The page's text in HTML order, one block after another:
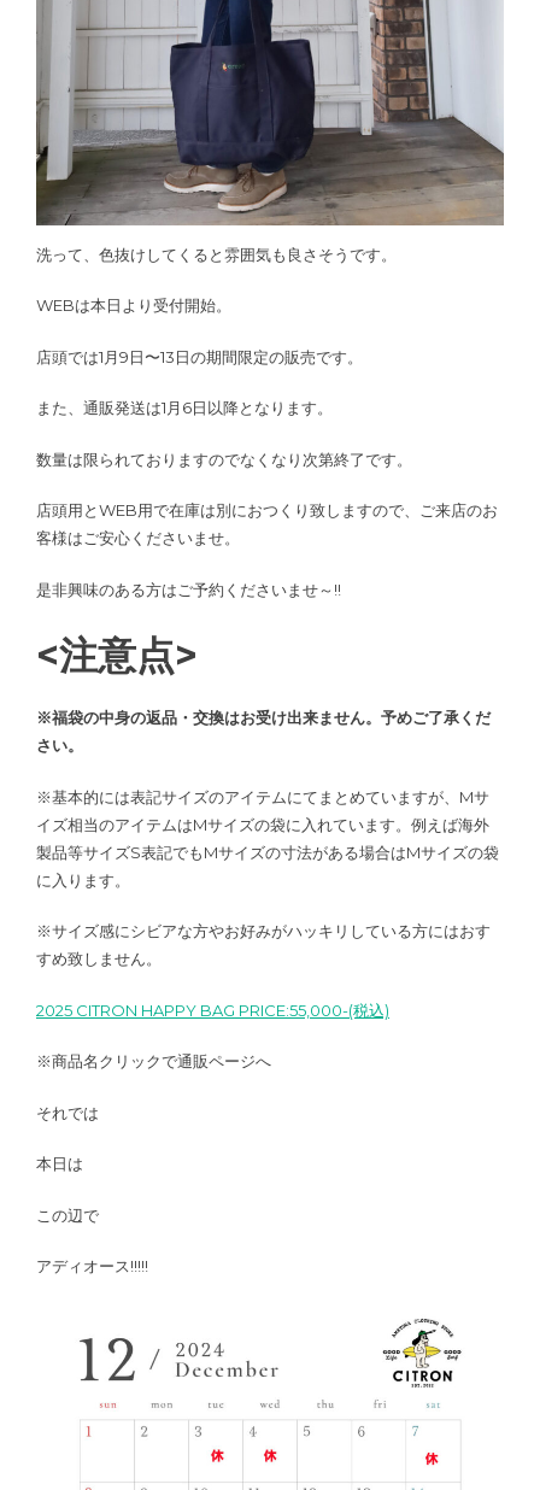
洗って、色抜けしてくると雰囲気も良さそうです。
WEBは本日より受付開始。
店頭では1月9日〜13日の期間限定の販売です。
また、通販発送は1月6日以降となります。
数量は限られておりますのでなくなり次第終了です。
店頭用とWEB用で在庫は別におつくり致しますので、ご来店のお
客様はご安心くださいませ。
是非興味のある方はご予約くださいませ～!!
<注意点>
※福袋の中身の返品・交換はお受け出来ません。予めご了承くだ
さい。
※基本的には表記サイズのアイテムにてまとめていますが、Mサ
イズ相当のアイテムはMサイズの袋に入れています。例えば海外
製品等サイズS表記でもMサイズの寸法がある場合はMサイズの袋
に入ります。
※サイズ感にシビアな方やお好みがハッキリしている方にはおす
すめ致しません。
2025 CITRON HAPPY BAG PRICE:55,000-(税込)
※商品名クリックで通販ページへ
それでは
本日は
この辺で
アディオース!!!!!